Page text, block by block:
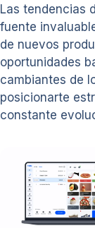
Las tendencias
fuente
de nuevos
oportunidades
cambiantes de
posicionarte
constante